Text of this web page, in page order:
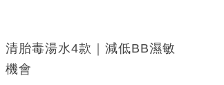
清胎毒湯水4款｜減低BB濕敏
機會